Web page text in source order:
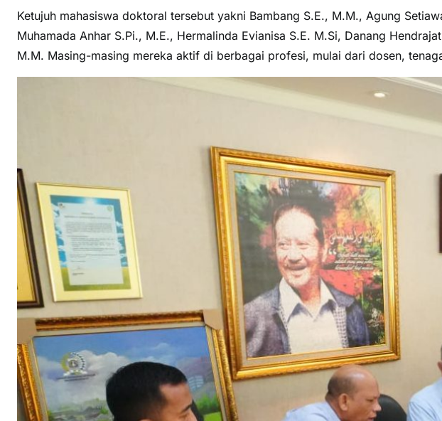
Ketujuh mahasiswa doktoral tersebut yakni Bambang S.E., M.M., Agung
Muhamada Anhar S.Pi., M.E., Hermalinda Evianisa S.E. M.Si, Danang
M.M. Masing-masing mereka aktif di berbagai profesi, mulai dari dosen,